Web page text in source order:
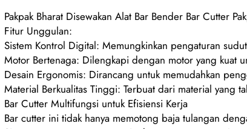
Pakpak Bharat Disewakan Alat Bar Bender Bar Cutter
Fitur Unggulan:
Sistem Kontrol Digital: Memungkinkan pengaturan
Motor Bertenaga: Dilengkapi dengan motor yang kuat
Desain Ergonomis: Dirancang untuk memudahkan
Material Berkualitas Tinggi: Terbuat dari material yang
Bar Cutter Multifungsi untuk Efisiensi Kerja
Bar cutter ini tidak hanya memotong baja tulangan